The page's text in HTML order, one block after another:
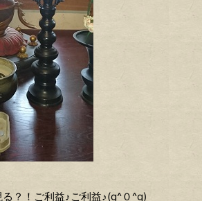
？！ご利益♪ご利益♪(g^０^g)